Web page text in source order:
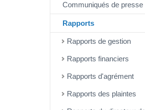
Communiqués de presse
Rapports
Rapports de gestion
Rapports financiers
Rapports d'agrément
Rapports des plaintes